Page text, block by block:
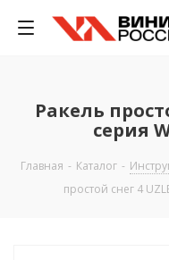
Ракель
серия
Главная - Каталог -
простой снег 4